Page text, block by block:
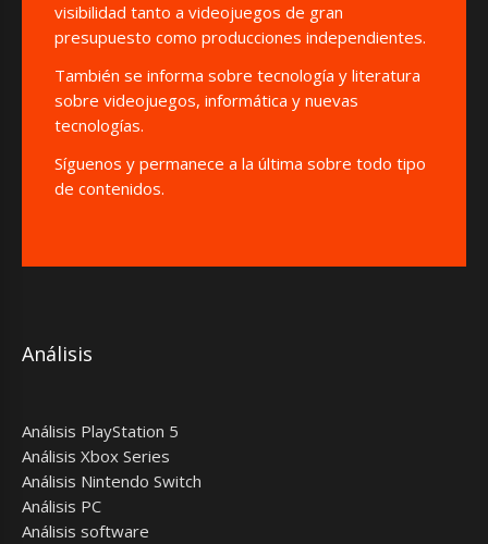
visibilidad tanto a videojuegos de gran
presupuesto como producciones independientes.
También se informa sobre tecnología y literatura
sobre videojuegos, informática y nuevas
tecnologías.
Síguenos y permanece a la última sobre todo tipo
de contenidos.
Análisis
Análisis PlayStation 5
Análisis Xbox Series
Análisis Nintendo Switch
Análisis PC
Análisis software